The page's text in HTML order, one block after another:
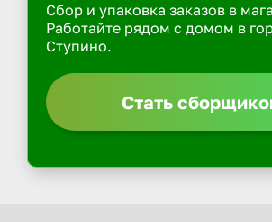
Сбор и упаковка заказов в
Работайте рядом с домом в
Ступино.
Стать